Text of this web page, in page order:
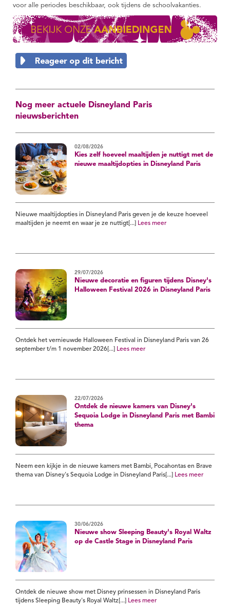
voor alle periodes beschikbaar, ook tijdens de schoolvakanties.
Nog meer actuele Disneyland Paris
nieuwsberichten
02/08/2026
Kies zelf hoeveel maaltijden je nuttigt met de
nieuwe maaltijdopties in Disneyland Paris
Nieuwe maaltijdopties in Disneyland Paris geven je de keuze hoeveel
maaltijden je neemt en waar je ze nuttigt[...]
Lees meer
29/07/2026
Nieuwe decoratie en figuren tijdens Disney's
Halloween Festival 2026 in Disneyland Paris
Ontdek het vernieuwde Halloween Festival in Disneyland Paris van 26
september t/m 1 november 2026[...]
Lees meer
22/07/2026
Ontdek de nieuwe kamers van Disney's
Sequoia Lodge in Disneyland Paris met Bambi
thema
Neem een kijkje in de nieuwe kamers met Bambi, Pocahontas en Brave
thema van Disney's Sequoia Lodge in Disneyland Paris[...]
Lees meer
30/06/2026
Nieuwe show Sleeping Beauty's Royal Waltz
op de Castle Stage in Disneyland Paris
Ontdek de nieuwe show met Disney prinsessen in Disneyland Paris
tijdens Sleeping Beauty's Royal Waltz[...]
Lees meer